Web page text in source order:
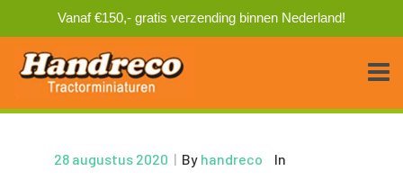
Vanaf €150,- gratis verzending binnen Nederland!
28 augustus 2020 | By handreco In